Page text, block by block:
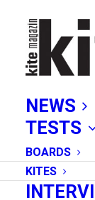
NEWS
TESTS
BOARDS
KITES